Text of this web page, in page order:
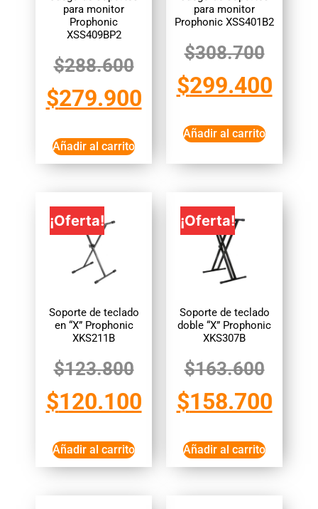
para monitor
Prophonic
XSS409BP2
$288.600
$279.900
Añadir al carrito
para monitor
Prophonic XSS401B2
$308.700
$299.400
Añadir al carrito
¡Oferta!
Soporte de teclado
en “X” Prophonic
XKS211B
$123.800
$120.100
Añadir al carrito
¡Oferta!
Soporte de teclado
doble “X” Prophonic
XKS307B
$163.600
$158.700
Añadir al carrito